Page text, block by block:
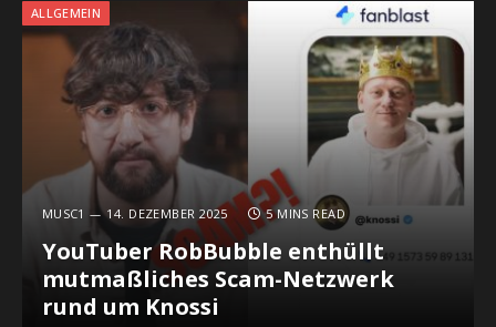
ALLGEMEIN
MUSC1 14. DEZEMBER 2025 5 MINS READ
YouTuber RobBubble enthüllt
mutmaßliches Scam-Netzwerk
rund um Knossi